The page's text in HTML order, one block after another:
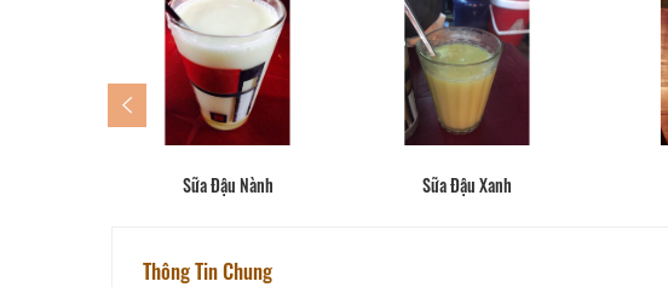
Sữa Đậu Nành Sữa Đậu Xanh
Thông Tin Chung